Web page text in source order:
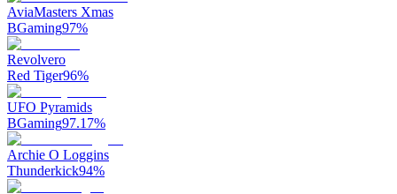
AviaMasters Xmas
BGaming97%
Revolvero
Red Tiger96%
UFO Pyramids
BGaming97.17%
Archie O Loggins
Thunderkick94%